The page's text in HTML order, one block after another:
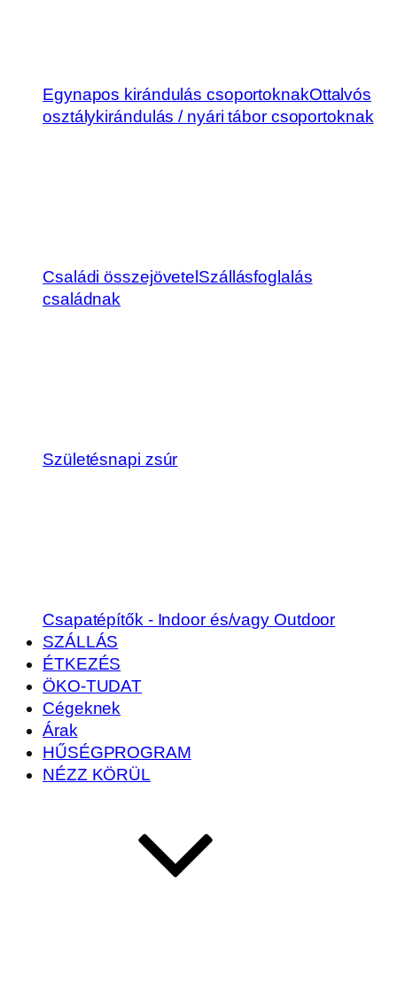
Egynapos kirándulás csoportoknakOttalvós
osztálykirándulás / nyári tábor csoportoknak
Családi összejövetelSzállásfoglalás
családnak
Születésnapi zsúr
Csapatépítők - Indoor és/vagy Outdoor
SZÁLLÁS
ÉTKEZÉS
ÖKO-TUDAT
Cégeknek
Árak
HŰSÉGPROGRAM
NÉZZ KÖRÜL